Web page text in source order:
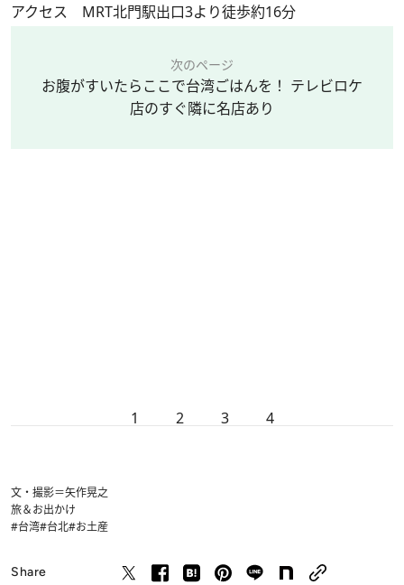
アクセス MRT北門駅出口3より徒歩約16分
次のページ
お腹がすいたらここで台湾ごはんを！ テレビロケ
店のすぐ隣に名店あり
1 2 3 4
文・撮影＝矢作晃之
旅＆お出かけ
#台湾#台北#お土産
Share